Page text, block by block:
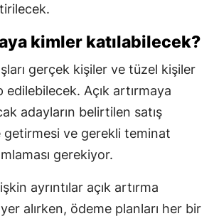
kimler katılabilecek?
gerçek kişiler ve tüzel kişiler
Açık artırmaya
adayların belirtilen satış
getirmesi ve gerekli teminat
gerekiyor.
ayrıntılar açık artırma
alırken, ödeme planları her bir